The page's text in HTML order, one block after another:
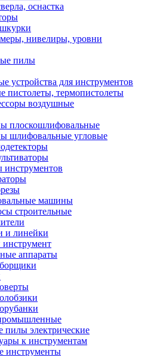
оснастка
нивелиры, уровни
пилы
устройства для инструментов
пистолеты, термопистолеты
воздушные
плоскошлифовальные
шлифовальные угловые
инструментов
машины
строительные
и линейки
аппараты
пилы электрические
к инструментам
инструменты